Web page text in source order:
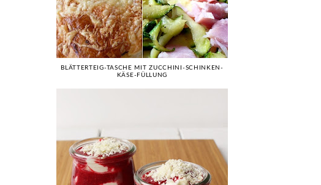
BLÄTTERTEIG-TASCHE MIT ZUCCHINI-SCHINKEN-
KÄSE-FÜLLUNG